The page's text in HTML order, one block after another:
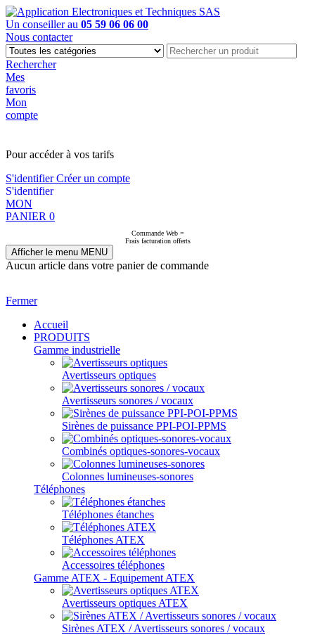
Un conseiller au 05 59 06 06 00
Nous contacter
Rechercher
Mes
favoris
Mon
compte
Pour accéder à vos tarifs
S'identifierCréer un compte
S'identifier
MON
PANIER 0
Commande Web =
Frais facturation offerts
Afficher le menu MENU
Aucun article dans votre panier de commande
Fermer
Accueil
PRODUITS
Gamme industrielle
Avertisseurs optiques
Avertisseurs sonores / vocaux
Sirènes de puissance PPI-POI-PPMS
Combinés optiques-sonores-vocaux
Colonnes lumineuses-sonores
Téléphones
Téléphones étanches
Téléphones ATEX
Accessoires téléphones
Gamme ATEX - Equipement ATEX
Avertisseurs optiques ATEX
Sirènes ATEX / Avertisseurs sonores / vocaux